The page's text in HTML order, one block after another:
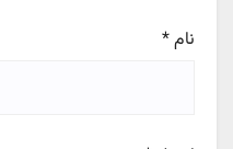
نام*